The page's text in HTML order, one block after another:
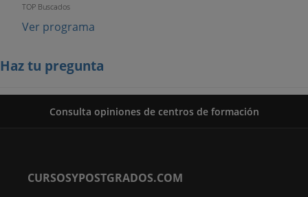
TOP Buscados
Ver programa
Haz tu pregunta
Consulta opiniones de centros de formación
CURSOSYPOSTGRADOS.COM